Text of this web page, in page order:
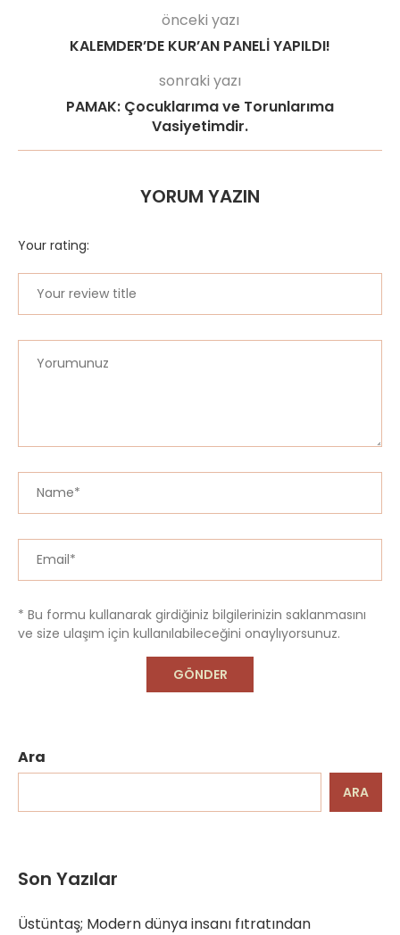
önceki yazı
KALEMDER’DE KUR’AN PANELİ YAPILDI!
sonraki yazı
PAMAK: Çocuklarıma ve Torunlarıma
Vasiyetimdir.
YORUM YAZIN
Your rating:
* Bu formu kullanarak girdiğiniz bilgilerinizin saklanmasını
ve size ulaşım için kullanılabileceğini onaylıyorsunuz.
Ara
ARA
Son Yazılar
Üstüntaş; Modern dünya insanı fıtratından